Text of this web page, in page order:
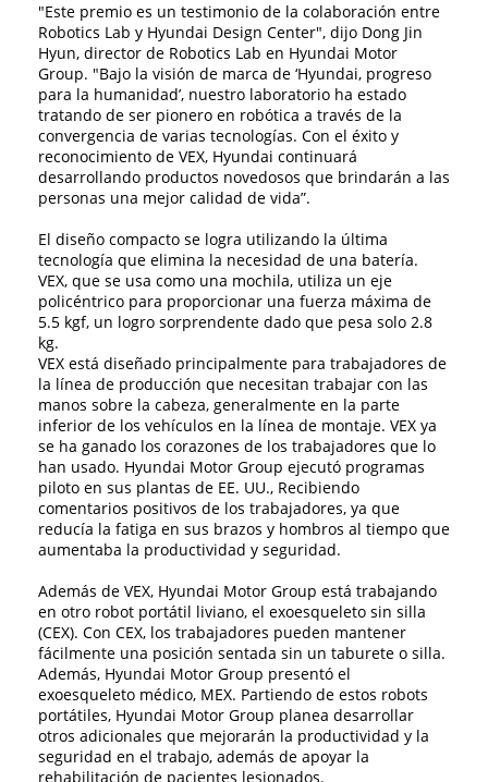
"Este premio es un testimonio de la colaboración entre
Robotics Lab y Hyundai Design Center", dijo Dong Jin
Hyun, director de Robotics Lab en Hyundai Motor
Group. "Bajo la visión de marca de ‘Hyundai, progreso
para la humanidad’, nuestro laboratorio ha estado
tratando de ser pionero en robótica a través de la
convergencia de varias tecnologías. Con el éxito y
reconocimiento de VEX, Hyundai continuará
desarrollando productos novedosos que brindarán a las
personas una mejor calidad de vida”.
El diseño compacto se logra utilizando la última
tecnología que elimina la necesidad de una batería.
VEX, que se usa como una mochila, utiliza un eje
policéntrico para proporcionar una fuerza máxima de
5.5 kgf, un logro sorprendente dado que pesa solo 2.8
kg.
VEX está diseñado principalmente para trabajadores de
la línea de producción que necesitan trabajar con las
manos sobre la cabeza, generalmente en la parte
inferior de los vehículos en la línea de montaje. VEX ya
se ha ganado los corazones de los trabajadores que lo
han usado. Hyundai Motor Group ejecutó programas
piloto en sus plantas de EE. UU., Recibiendo
comentarios positivos de los trabajadores, ya que
reducía la fatiga en sus brazos y hombros al tiempo que
aumentaba la productividad y seguridad.
Además de VEX, Hyundai Motor Group está trabajando
en otro robot portátil liviano, el exoesqueleto sin silla
(CEX). Con CEX, los trabajadores pueden mantener
fácilmente una posición sentada sin un taburete o silla.
Además, Hyundai Motor Group presentó el
exoesqueleto médico, MEX. Partiendo de estos robots
portátiles, Hyundai Motor Group planea desarrollar
otros adicionales que mejorarán la productividad y la
seguridad en el trabajo, además de apoyar la
rehabilitación de pacientes lesionados.